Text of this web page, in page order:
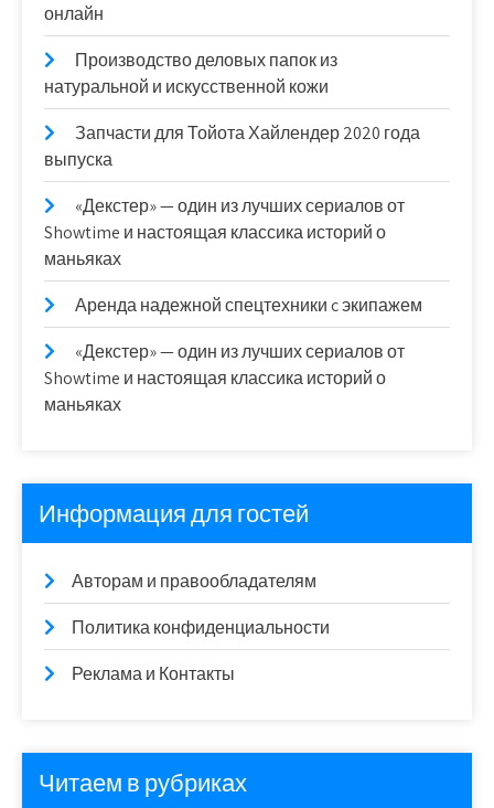
онлайн
Производство деловых папок из
натуральной и искусственной кожи
Запчасти для Тойота Хайлендер 2020 года
выпуска
«Декстер» — один из лучших сериалов от
Showtime и настоящая классика историй о
маньяках
Аренда надежной спецтехники c экипажем
«Декстер» — один из лучших сериалов от
Showtime и настоящая классика историй о
маньяках
Информация для гостей
Авторам и правообладателям
Политика конфиденциальности
Реклама и Контакты
Читаем в рубриках